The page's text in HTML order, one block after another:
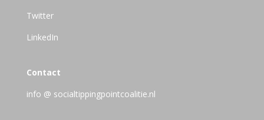
Twitter
LinkedIn
Contact
info @ socialtippingpointcoalitie.nl